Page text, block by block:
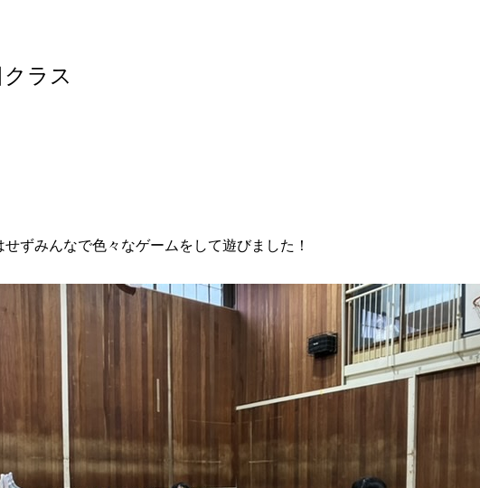
ラス
ずみんなで色々なゲームをして遊びました！